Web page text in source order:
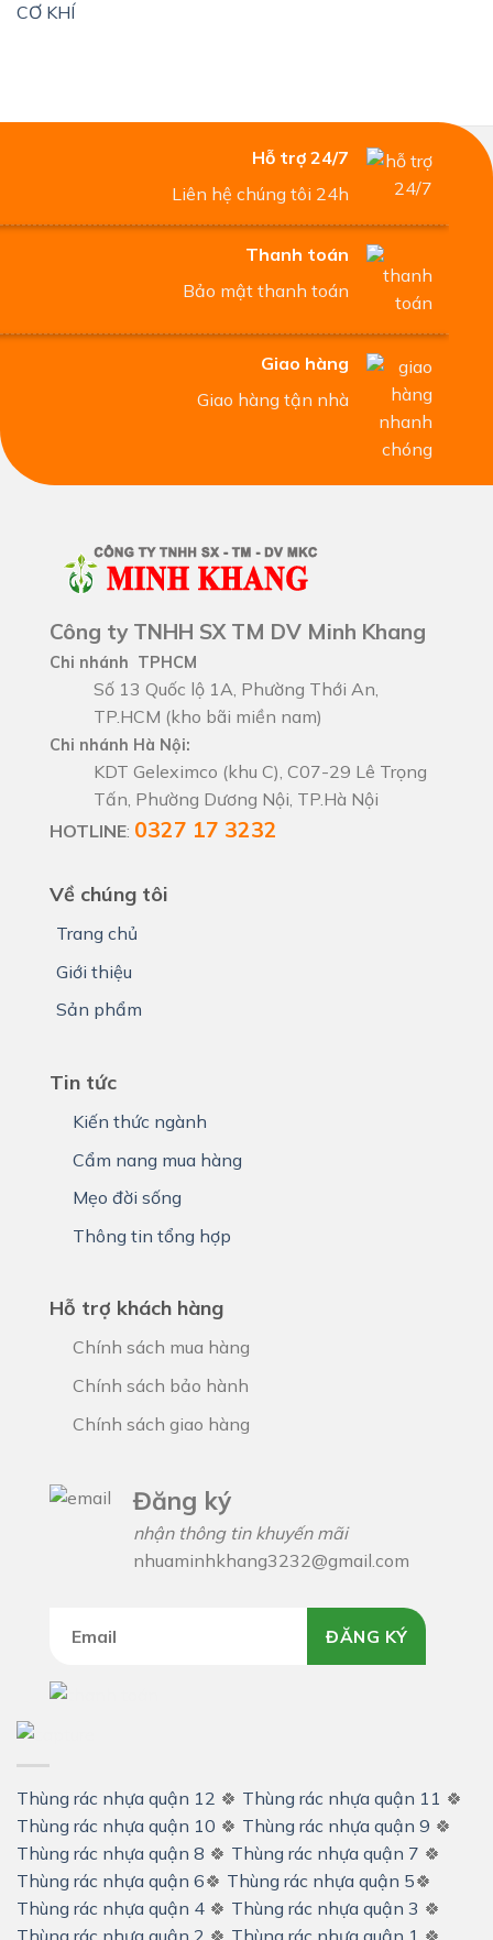
CƠ KHÍ
Hỗ trợ 24/7
Liên hệ chúng tôi 24h
Thanh toán
Bảo mật thanh toán
Giao hàng
Giao hàng tận nhà
Công ty TNHH SX TM DV Minh Khang
Chi nhánh TPHCM
Số 13 Quốc lộ 1A, Phường Thới An,
TP.HCM (kho bãi miền nam)
Chi nhánh Hà Nội:
KDT Geleximco (khu C), C07-29 Lê Trọng
Tấn, Phường Dương Nội, TP.Hà Nội
HOTLINE: 0327 17 3232
Về chúng tôi
Trang chủ
Giới thiệu
Sản phẩm
Tin tức
Kiến thức ngành
Cẩm nang mua hàng
Mẹo đời sống
Thông tin tổng hợp
Hỗ trợ khách hàng
Chính sách mua hàng
Chính sách bảo hành
Chính sách giao hàng
Đăng ký
nhận thông tin khuyến mãi
nhuaminhkhang3232@gmail.com
ĐĂNG KÝ
Thùng rác nhựa quận 12 🍀 Thùng rác nhựa quận 11 🍀
Thùng rác nhựa quận 10 🍀 Thùng rác nhựa quận 9 🍀
Thùng rác nhựa quận 8 🍀 Thùng rác nhựa quận 7 🍀
Thùng rác nhựa quận 6🍀 Thùng rác nhựa quận 5🍀
Thùng rác nhựa quận 4 🍀 Thùng rác nhựa quận 3 🍀